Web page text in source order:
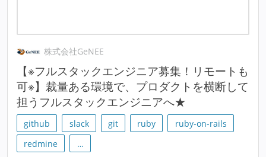
株式会社GeNEE
【※フルスタックエンジニア募集！リモートも
可※】裁量ある環境で、プロダクトを横断して
担うフルスタックエンジニアへ★
github slack git ruby
ruby-on-rails
redmine
…